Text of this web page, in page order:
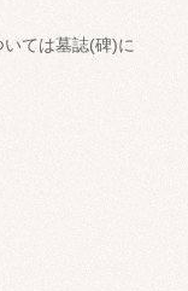
ては墓誌(碑)に